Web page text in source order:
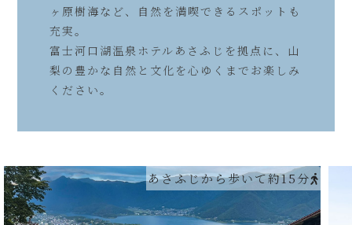
ヶ原樹海など、自然を満喫できるスポットも
充実。
富士河口湖温泉ホテルあさふじを拠点に、山
梨の豊かな自然と文化を心ゆくまでお楽しみ
ください。
あさふじから歩いて約15分